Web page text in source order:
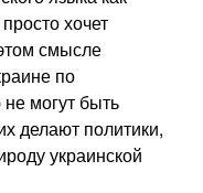
хочет
смысле
по
могут быть
делают политики,
украинской